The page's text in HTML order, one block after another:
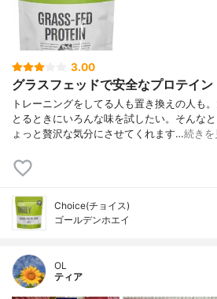
3.00
グラスフェッドで安全なプロテイン
トレーニングをしてる人も置き換えの人も
とるときにいろんな味を試したい。そんな
ょっと贅沢な気分にさせてくれます…続きを
Choice(チョイス)
ゴールデンホエイ
OL
ティア